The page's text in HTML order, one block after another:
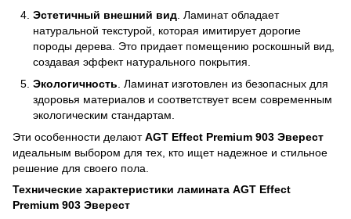
Эстетичный внешний вид . Ламинат обладает
натуральной текстурой, которая имитирует дорогие
породы дерева. Это придает помещению роскошный вид,
создавая эффект натурального покрытия.
Экологичность . Ламинат изготовлен из безопасных для
здоровья материалов и соответствует всем современным
экологическим стандартам.
Эти особенности делаютAGT Effect Premium 903 Эверест
идеальным выбором для тех, кто ищет надежное и стильное
решение для своего пола.
Технические характеристики ламината AGT Effect
Premium 903 Эверест